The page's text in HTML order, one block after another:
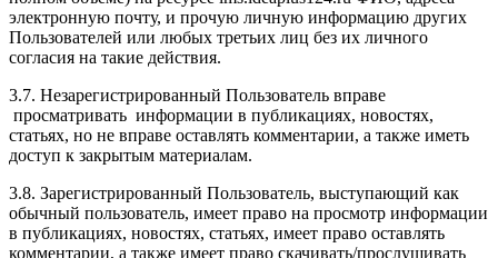
электронную почту, и прочую личную информацию других
Пользователей или любых третьих лиц без их личного
согласия на такие действия.
3.7. Незарегистрированный Пользователь вправе
просматривать информации в публикациях, новостях,
статьях, но не вправе оставлять комментарии, а также иметь
доступ к закрытым материалам.
3.8. Зарегистрированный Пользователь, выступающий как
обычный пользователь, имеет право на просмотр информации
в публикациях, новостях, статьях, имеет право оставлять
комментарии, а также имеет право скачивать/прослушивать